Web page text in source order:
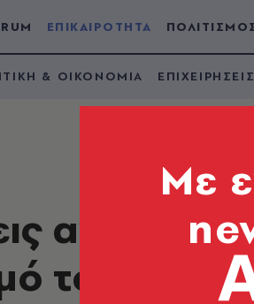
ΕΠΙΚΑΙΡΟΤΗΤΑ
& ΟΙΚΟΝΟΜΙΑ ΕΠΙΧΕΙΡΗΣΕΙΣ
αν δεν
του
Mε